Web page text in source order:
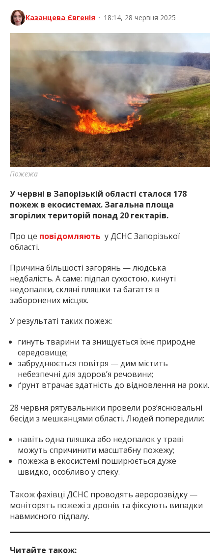
Казанцева Євгенія • 18:14, 28 червня 2025
Пожежа
У червні в Запорізькій області сталося 178
пожеж в екосистемах. Загальна площа
згорілих територій понад 20 гектарів.
Про це повідомляють у ДСНС Запорізької
області.
Причина більшості загорянь — людська
недбалість. А саме: підпал сухостою, кинуті
недопалки, скляні пляшки та багаття в
заборонених місцях.
У результаті таких пожеж:
гинуть тварини та знищується їхнє природне
середовище;
забруднюється повітря — дим містить
небезпечні для здоров’я речовини;
ґрунт втрачає здатність до відновлення на роки.
28 червня рятувальники провели роз’яснювальні
бесіди з мешканцями області. Людей попередили:
навіть одна пляшка або недопалок у траві
можуть спричинити масштабну пожежу;
пожежа в екосистемі поширюється дуже
швидко, особливо у спеку.
Також фахівці ДСНС проводять аеророзвідку —
моніторять пожежі з дронів та фіксують випадки
навмисного підпалу.
Читайте також: